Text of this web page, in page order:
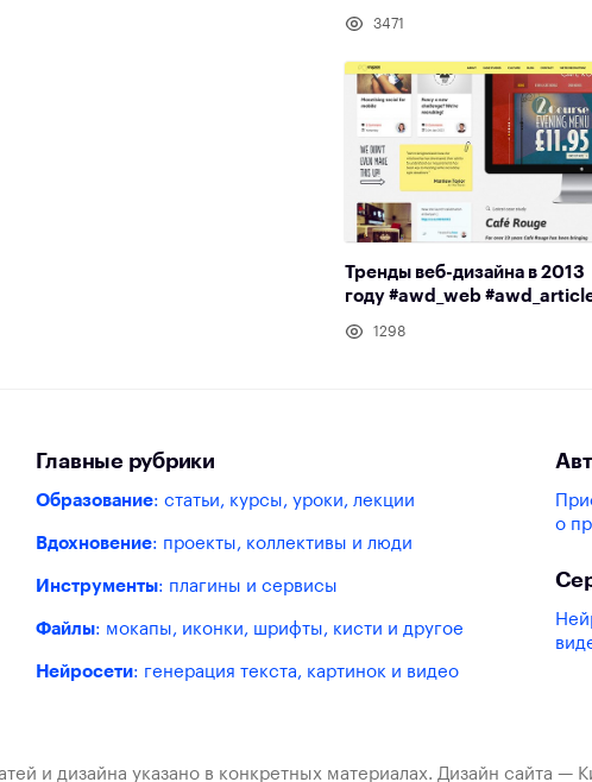
3471
Тренды веб-дизайна в 2013
году #awd_web
1298
Главные рубрики
Образование: статьи, курсы, уроки, лекции
Вдохновение: проекты, коллективы и люди
Инструменты: плагины и сервисы
Файлы: мокапы, иконки, шрифты, кисти и другое
Нейросети: генерация текста, картинок и видео
о
и дизайна указано в конкретных материалах. Дизайн сайта —